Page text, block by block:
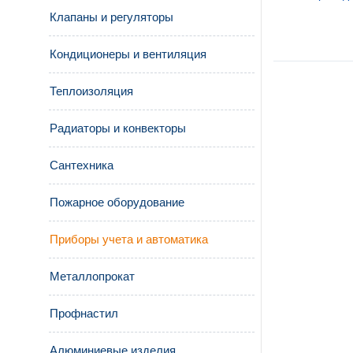
Клапаны и регуляторы
Кондиционеры и вентиляция
Теплоизоляция
Радиаторы и конвекторы
Сантехника
Пожарное оборудование
Приборы учета и автоматика
Металлопрокат
Профнастил